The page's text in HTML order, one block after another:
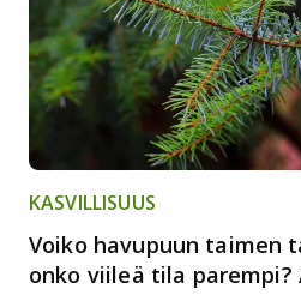
KASVILLISUUS
Voiko havupuun taimen
onko viileä tila